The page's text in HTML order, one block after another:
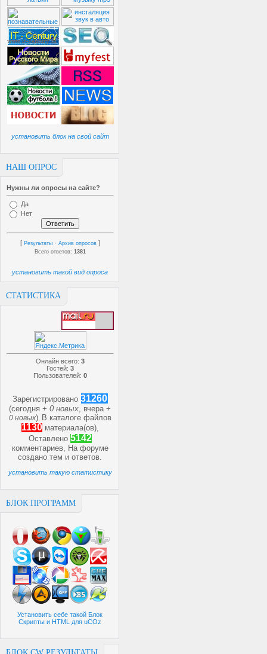
установить блок на свой сайт
НАШ ОПРОС
Нужны ли опросы на сайте?
Да
Нет
[ Результаты · Архив опросов ]
Всего ответов: 1381
установить такой вид опроса
СТАТИСТИКА
Онлайн всего: 3
Гостей: 3
Пользователей: 0
Зарегистрировано 31260
(сегодня +0 новых, вчера +
0 новых) В каталоге файлов
1130 материала(ов),
Оставлено 5142
комментариев, На форуме
созданотем иответов.
установить такую статистику
БЛОК ПРОГРАММ
Установить себе такой Блок
Скрипты и HTML для uCOz